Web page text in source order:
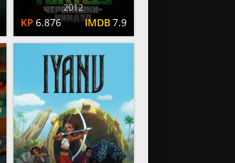
2012
6.876 7.9